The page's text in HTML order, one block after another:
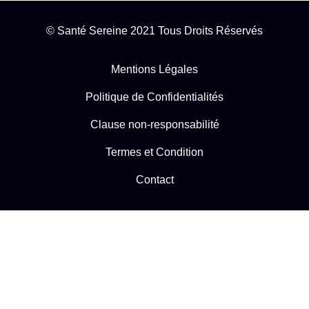
● Comment maximiser les résultats de votre régime
● Comment introduire le jeûne intermittent dans
© Santé Sereine 2021 Tous Droits Réservés
Mentions Légales
Politique de Confidentialités
Clause non-responsabilité
Termes et Condition
Contact